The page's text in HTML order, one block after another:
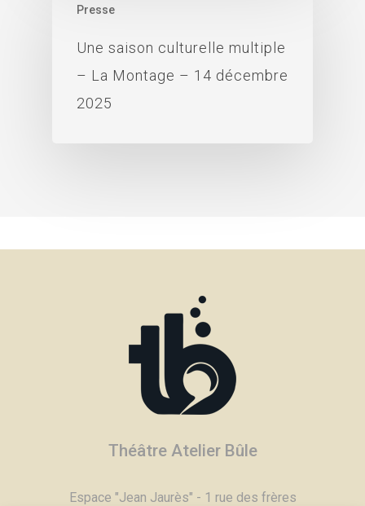
Presse
Une saison culturelle multiple
– La Montage – 14 décembre
2025
Théâtre Atelier Bûle
Espace "Jean Jaurès" - 1 rue des frères